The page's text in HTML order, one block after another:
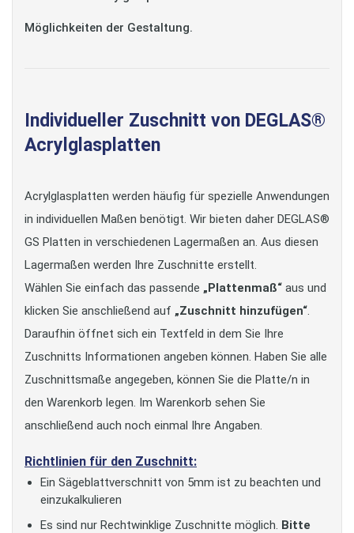
Möglichkeiten der Gestaltung.
Individueller Zuschnitt von DEGLAS®
Acrylglasplatten
Acrylglasplatten werden häufig für spezielle Anwendungen
in individuellen Maßen benötigt. Wir bieten daher DEGLAS®
GS Platten in verschiedenen Lagermaßen an. Aus diesen
Lagermaßen werden Ihre Zuschnitte erstellt.
Wählen Sie einfach das passende „Plattenmaß“ aus und
klicken Sie anschließend auf „Zuschnitt hinzufügen“.
Daraufhin öffnet sich ein Textfeld in dem Sie Ihre
Zuschnitts Informationen angeben können. Haben Sie alle
Zuschnittsmaße angegeben, können Sie die Platte/n in
den Warenkorb legen. Im Warenkorb sehen Sie
anschließend auch noch einmal Ihre Angaben.
Richtlinien für den Zuschnitt:
Ein Sägeblattverschnitt von 5mm ist zu beachten und
einzukalkulieren
Es sind nur Rechtwinklige Zuschnitte möglich. Bitte